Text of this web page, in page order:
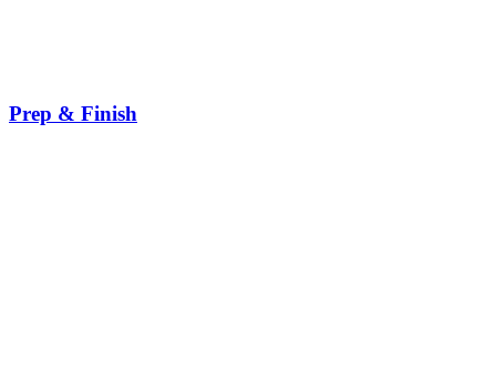
Prep & Finish